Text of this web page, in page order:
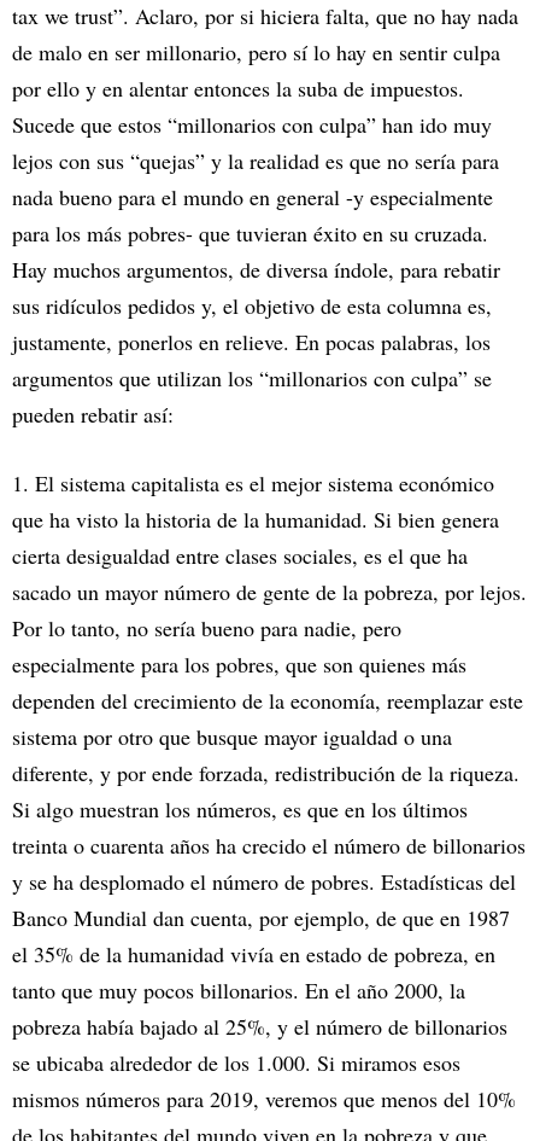
tax we trust”. Aclaro, por si hiciera falta, que no hay nada
de malo en ser millonario, pero sí lo hay en sentir culpa
por ello y en alentar entonces la suba de impuestos.
Sucede que estos “millonarios con culpa” han ido muy
lejos con sus “quejas” y la realidad es que no sería para
nada bueno para el mundo en general -y especialmente
para los más pobres- que tuvieran éxito en su cruzada.
Hay muchos argumentos, de diversa índole, para rebatir
sus ridículos pedidos y, el objetivo de esta columna es,
justamente, ponerlos en relieve. En pocas palabras, los
argumentos que utilizan los “millonarios con culpa” se
pueden rebatir así:
1. El sistema capitalista es el mejor sistema económico
que ha visto la historia de la humanidad. Si bien genera
cierta desigualdad entre clases sociales, es el que ha
sacado un mayor número de gente de la pobreza, por lejos.
Por lo tanto, no sería bueno para nadie, pero
especialmente para los pobres, que son quienes más
dependen del crecimiento de la economía, reemplazar este
sistema por otro que busque mayor igualdad o una
diferente, y por ende forzada, redistribución de la riqueza.
Si algo muestran los números, es que en los últimos
treinta o cuarenta años ha crecido el número de billonarios
y se ha desplomado el número de pobres. Estadísticas del
Banco Mundial dan cuenta, por ejemplo, de que en 1987
el 35% de la humanidad vivía en estado de pobreza, en
tanto que muy pocos billonarios. En el año 2000, la
pobreza había bajado al 25%, y el número de billonarios
se ubicaba alrededor de los 1.000. Si miramos esos
mismos números para 2019, veremos que menos del 10%
de los habitantes del mundo viven en la pobreza y que